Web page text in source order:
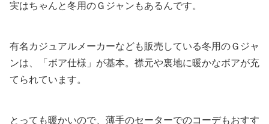
実はちゃんと冬用のＧジャンもあるんです。
有名カジュアルメーカーなども販売している冬用のＧジャ
ンは、「ボア仕様」が基本。襟元や裏地に暖かなボアが充
てられています。
とっても暖かいので、薄手のセーターでのコーデもおすす